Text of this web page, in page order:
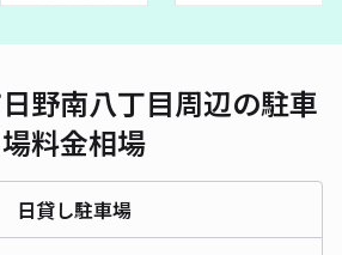
野南八丁目周辺の駐車
場料金相場
日貸し駐車場